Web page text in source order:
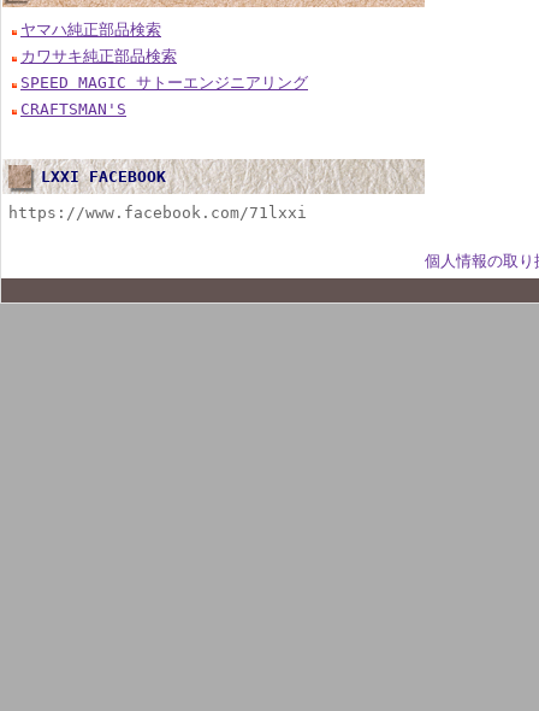
ヤマハ純正部品検索
カワサキ純正部品検索
SPEED MAGIC サトーエンジニアリング
CRAFTSMAN'S
LXXI FACEBOOK
https://www.facebook.com/71lxxi
個人情報の取り